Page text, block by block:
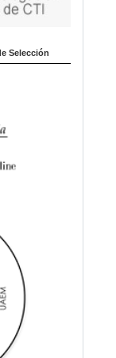
Selección